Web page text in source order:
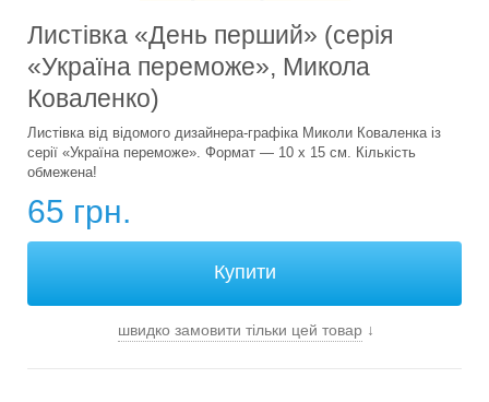
Листівка «День перший» (серія
«Україна переможе», Микола
Коваленко)
Листівка від відомого дизайнера-графіка Миколи Коваленка із
серії «Україна переможе». Формат — 10 х 15 см. Кількість
обмежена!
65 грн.
швидко замовити тільки цей товар↓